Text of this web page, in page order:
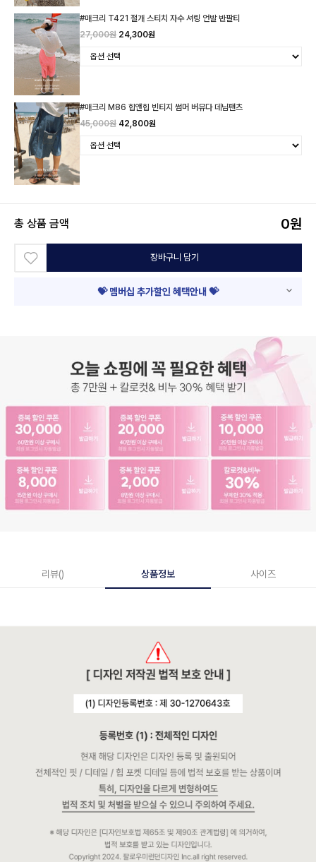
#매크리 T421 절개 스티치 자수 셔링 언발 반팔티
27,000원 24,300원
#매크리 M86 힙앤힙 빈티지 썸머 버뮤다 데님팬츠
45,000원 42,800원
총 상품 금액 0원
장바구니 담기
💝 멤버십 추가할인 혜택안내 💝
리뷰() 상품정보 사이즈